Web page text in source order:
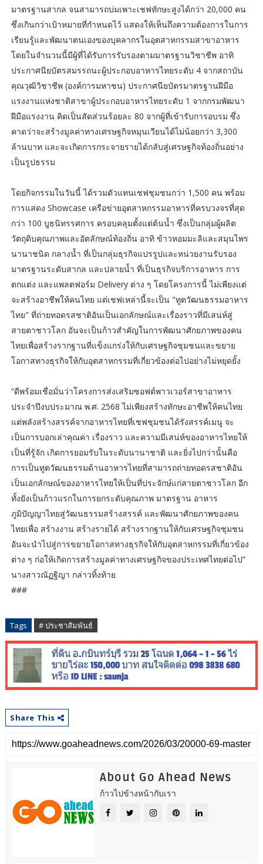
มาตรฐานสากล จนสามารถบ่มเพาะเชฟทักษะสูงได้กว่า 20,000 คน
ซึ่งเกินกว่าเป้าหมายที่กำหนดไว้ แสดงให้เห็นถึงความต้องการในการ
เรียนรู้และพัฒนาตนเองของบุคลากรในอุตสาหกรรมสาขาอาหาร
โดยในจำนวนนี้มีผู้ที่ได้รับการรับรองตามมาตรฐานวิชาชีพ อาทิ
ประกาศนียบัตรสมรรถนะผู้ประกอบอาหารไทยระดับ 4 จากสถาบัน
คุณวุฒิวิชาชีพ (องค์การมหาชน) ประกาศนียบัตรมาตรฐานฝีมือ
แรงงานแห่งชาติสาขาผู้ประกอบอาหารไทยระดับ 1 จากกรมพัฒนา
ฝีมือแรงงาน คิดเป็นสัดส่วนร้อยละ 80 จากผู้ที่เข้ารับการอบรม ซึ่ง
คาดว่าจะสร้างมูลค่าทางเศรษฐกิจหมุนเวียนได้ไม่น้อยกว่า 3,300
ล้านบาท และจะเกิดการกระจายรายได้กลับสู่เศรษฐกิจท้องถิ่นอย่าง
เป็นรูปธรรม
โดยกิจกรรมในวันนี้ ได้รวมตัวแทนเชฟชุมชนกว่า 1,500 คน พร้อม
การแสดง Showcase เครือข่ายอุตสาหกรรมอาหารที่ครบวงจรที่สุด
กว่า 100 บูธนิทรรศการ ครอบคลุมตั้งแต่ต้นน้ำ ซึ่งเป็นกลุ่มผู้ผลิต
วัตถุดิบคุณภาพและอัตลักษณ์ท้องถิ่น อาทิ ข้าวหอมมะลิและสมุนไพร
นานาชนิด กลางน้ำ ที่เป็นกลุ่มธุรกิจแปรรูปและหน่วยงานรับรอง
มาตรฐานระดับสากล และปลายน้ำ ที่เป็นธุรกิจบริการอาหาร การ
ตกแต่ง และแพลตฟอร์ม Delivery ต่าง ๆ โดยโครงการนี้ ไม่เพียงแต่
จะสร้างอาชีพให้คนไทย แต่เชฟเหล่านี้จะเป็น "ทูตวัฒนธรรมอาหาร
ไทย" ที่ถ่ายทอดรสชาติอันเป็นเอกลักษณ์และเรื่องราวที่มีเสน่ห์สู่
สายตาชาวโลก อันจะเป็นก้าวสำคัญในการพัฒนาศักยภาพของคน
ไทยเพื่อสร้างรากฐานที่แข็งแกร่งให้กับเศรษฐกิจชุมชนและขยาย
โอกาสทางธุรกิจให้กับอุตสาหกรรมที่เกี่ยวข้องต่อไปอย่างไม่หยุดยั้ง
“ดีพร้อมเชื่อมั่นว่าโครงการส่งเสริมซอฟต์พาวเวอร์สาขาอาหาร
ประจำปีงบประมาณ พ.ศ. 2568 ไม่เพียงสร้างทักษะอาชีพให้คนไทย
แต่พลังสร้างสรรค์จากอาหารไทยที่เชฟชุมชนได้รังสรรค์เมนู จะ
เป็นการบอกเล่าคุณค่า เรื่องราว และความมีเสน่ห์ของอาหารไทยให้
เป็นที่รู้จัก เกิดการยอมรับในระดับนานาชาติ และยิ่งไปกว่านั้นคือ
การเป็นทูตวัฒนธรรมด้านอาหารไทยที่สามารถถ่ายทอดรสชาติอัน
เป็นเอกลักษณ์ของอาหารไทยให้เป็นที่ประจักษ์แก่สายตาชาวโลก อีก
ทั้งยังเป็นก้าวแรกในการยกระดับคุณภาพ มาตรฐาน อาหาร
ภูมิปัญญาไทยสู่วัฒนธรรมสร้างสรรค์ และพัฒนาศักยภาพของคน
ไทยเพื่อ สร้างงาน สร้างรายได้ สร้างรากฐานให้กับเศรษฐกิจชุมชน
อันจะนำไปสู่การขยายโอกาสทางธุรกิจให้กับอุตสาหกรรมที่เกี่ยวข้อง
ต่าง ๆ ก่อให้เกิดการสร้างมูลค่าทางเศรษฐกิจของประเทศไทยต่อไป”
นางสาวณัฏฐิญา กล่าวทิ้งท้าย
###
Tags # ประชาสัมพันธ์
Share This
About Go Ahead News
ก้าวไปข้างหน้ากับเรา